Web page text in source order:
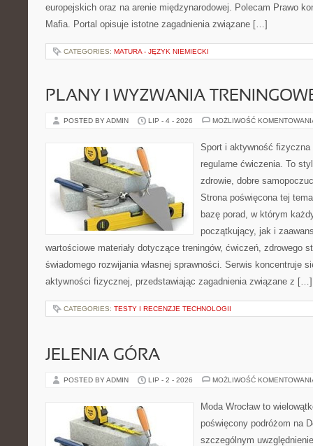
europejskich oraz na arenie międzynarodowej. Polecam Prawo
Mafia. Portal opisuje istotne zagadnienia związane […]
CATEGORIES: MATURA - JĘZYK NIEMIECKI
PLANY I WYZWANIA
POSTED BY ADMIN LIP - 4 - 2026 MOŻLIWOŚĆ
Sport i aktywność
regularne ćwiczenia. To
zdrowie, dobre
Strona poświęcona tej
bazę porad, w którym
początkujący, jak i
wartościowe materiały dotyczące treningów, ćwiczeń, zdrowego
świadomego rozwijania własnej sprawności. Serwis koncentruje
aktywności fizycznej, przedstawiając zagadnienia związane z […]
CATEGORIES: TESTY I RECENZJE TECHNOLOGII
JELENIA GÓRA
POSTED BY ADMIN LIP - 2 - 2026 MOŻLIWOŚĆ
Moda Wrocław to
poświęcony podróżom na
szczególnym